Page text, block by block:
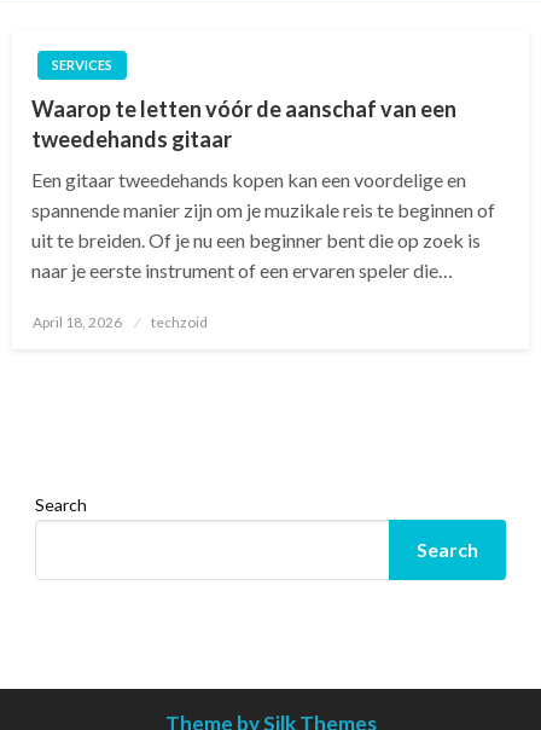
SERVICES
Waarop te letten vóór de aanschaf van een
tweedehands gitaar
Een gitaar tweedehands kopen kan een voordelige en
spannende manier zijn om je muzikale reis te beginnen of
uit te breiden. Of je nu een beginner bent die op zoek is
naar je eerste instrument of een ervaren speler die…
Posted
April 18, 2026 techzoid
Search
Search
Theme by Silk Themes